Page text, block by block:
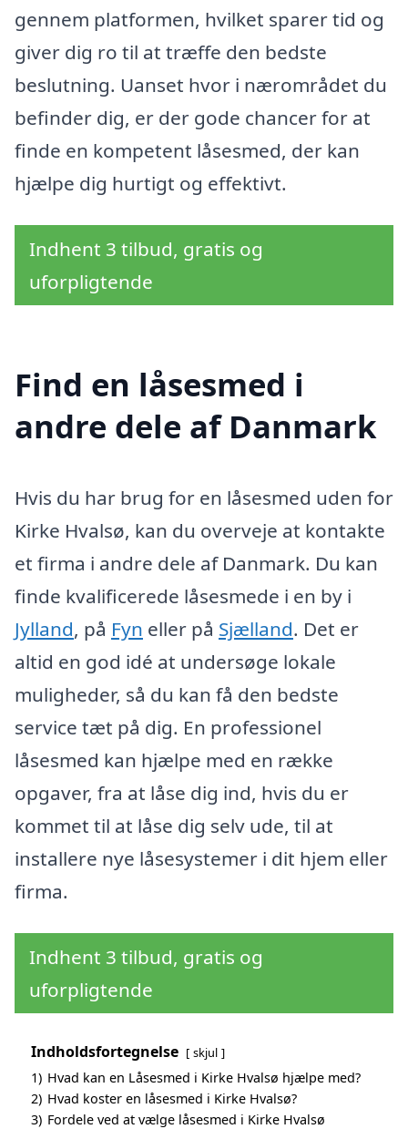
gennem platformen, hvilket sparer tid og
giver dig ro til at træffe den bedste
beslutning. Uanset hvor i nærområdet du
befinder dig, er der gode chancer for at
finde en kompetent låsesmed, der kan
hjælpe dig hurtigt og effektivt.
Indhent 3 tilbud, gratis og
uforpligtende
Find en låsesmed i
andre dele af Danmark
Hvis du har brug for en låsesmed uden for
Kirke Hvalsø, kan du overveje at kontakte
et firma i andre dele af Danmark. Du kan
finde kvalificerede låsesmede i en by i
Jylland, på Fyn eller på Sjælland. Det er
altid en god idé at undersøge lokale
muligheder, så du kan få den bedste
service tæt på dig. En professionel
låsesmed kan hjælpe med en række
opgaver, fra at låse dig ind, hvis du er
kommet til at låse dig selv ude, til at
installere nye låsesystemer i dit hjem eller
firma.
Indhent 3 tilbud, gratis og
uforpligtende
Indholdsfortegnelse skjul
1) Hvad kan en Låsesmed i Kirke Hvalsø hjælpe med?
2) Hvad koster en låsesmed i Kirke Hvalsø?
3) Fordele ved at vælge låsesmed i Kirke Hvalsø